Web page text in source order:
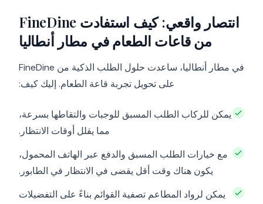
انتصار واقعي: كيف استفادت FineDine
من قاعات الطعام في مطار أنطاليا
في مطار أنطاليا، ساعدت حلول الطلب الذكية من FineDine
على تحويل تجربة قاعة الطعام. إليك كيف:
يمكن للركاب الطلب المسبق للوجبات والتقاطها بسرعة،
مما يقلل أوقات الانتظار.
مع خيارات الطلب المسبق والدفع عبر الهاتف المحمول،
يكون هناك وقت أقل يقضى في الانتظار في الطابور.
يمكن لرواد المطاعم تصفية القوائم بناءً على التفضيلات